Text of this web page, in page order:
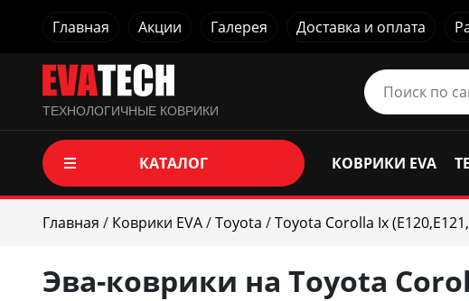
Главная Акции Галерея Доставка и оплата
ТЕХНОЛОГИЧНЫЕ КОВРИКИ
КАТАЛОГ КОВРИКИ EVA
Главная / Коврики EVA/Toyota /Toyota Corolla Ix
Эва-коврики на Toyota